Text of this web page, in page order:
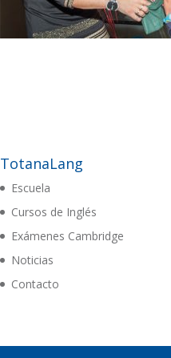
TotanaLang
Escuela
Cursos de Inglés
Exámenes Cambridge
Noticias
Contacto